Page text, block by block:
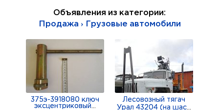
Объявления из категории:
Продажа › Грузовые автомобили
375э-3918080 ключ
эксцентриковый
Лесовозный тягач
Урал 43204 (на шас...